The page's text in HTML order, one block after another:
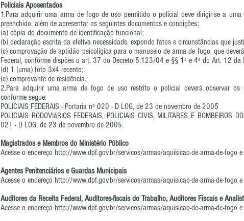
Policiais Aposentados
1.Para adquirir uma arma de fogo de uso permitido o policial deve dirigir-se a
preenchido, além de apresentar os seguintes documentos e condições:
(a) cópia do documento de identificação funcional;
(b) declaração escrita da efetiva necessidade, expondo fatos e circunstâncias que
(c) comprovação de aptidão psicolígica para o manuseio de arma de fogo, que
Federal, conforme dispões o art. 37 do Decreto 5.123/04 e §§ 1º e 4º do Art. 12 da
(d) 1 (uma) foto 3x4 recente;
(e) comprovante de residência.
2.Para adquirir uma arma de fogo de uso restrito o policial deverá observar os
conforme segue:
POLICIAIS FEDERAIS - Portaria nº 020 - D LOG, de 23 de novembro de 2005
POLICIAIS RODOVIáRIOS FEDERAIS, POLICIAIS CIVIS, MILITARES E BOMBEIROS
021 - D LOG, de 23 de novembro de 2005.
Magistrados e Membros do Ministério Público
Acesse o endereço http://www.dpf.gov.br/servicos/armas/aquisicao-de-arma-de-fogo
Agentes Penitenciários e Guardas Municipais
Acesse o endereço http://www.dpf.gov.br/servicos/armas/aquisicao-de-arma-de-fogo
Auditores da Receita Federal, Auditores-fiscais do Trabalho, Auditores Fiscais e
Acesse o endereço http://www.dpf.gov.br/servicos/armas/aquisicao-de-arma-de-fogo